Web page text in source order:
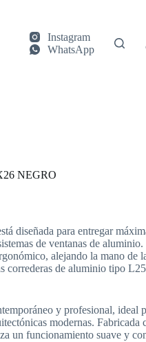
Instagram
WhatsApp
NEGRO
diseñada para entregar
de ventanas de aluminio.
alejando la mano de
correderas de aluminio tipo
y profesional, ideal
modernas. Fabricada
un funcionamiento suave y